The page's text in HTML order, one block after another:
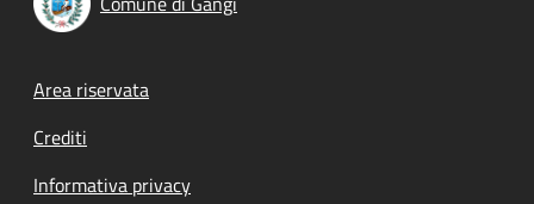
Footer menu
Area riservata
Crediti
Informativa privacy